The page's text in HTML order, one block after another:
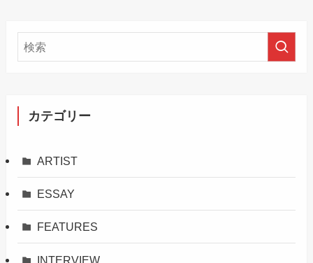
カテゴリー
ARTIST
ESSAY
FEATURES
INTERVIEW